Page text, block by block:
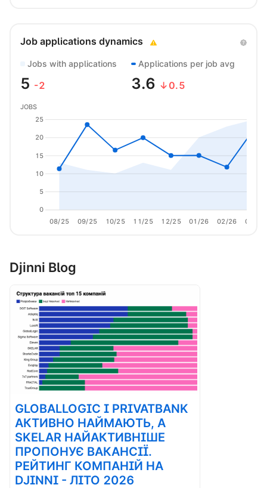
Job applications dynamics
Jobs with applications
5 -2
Applications per job avg
3.6 ↓0.5
08/25 09/25 10/25 11/25 12/25 01/26 02/26 03/26
0
5
10
15
20
25
JOBS
Djinni Blog
GLOBALLOGIC І PRIVATBANK
АКТИВНО НАЙМАЮТЬ, А
SKELAR НАЙАКТИВНІШЕ
ПРОПОНУЄ ВАКАНСІЇ.
РЕЙТИНГ КОМПАНІЙ НА
DJINNI - ЛІТО 2026